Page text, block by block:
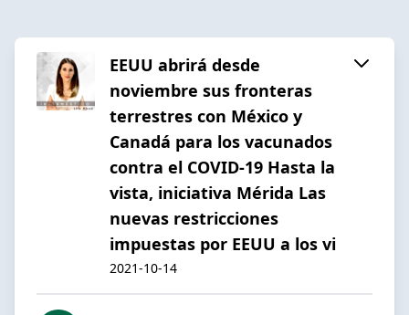
EEUU abrirá desde
noviembre sus fronteras
terrestres con México y
Canadá para los vacunados
contra el COVID-19 Hasta la
vista, iniciativa Mérida Las
nuevas restricciones
impuestas por EEUU a los vi
2021-10-14